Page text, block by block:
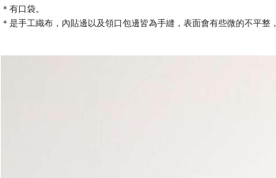
＊有口袋。
＊是手工織布，內貼邊以及領口包邊皆為手縫， 表面會有些微的不平整，